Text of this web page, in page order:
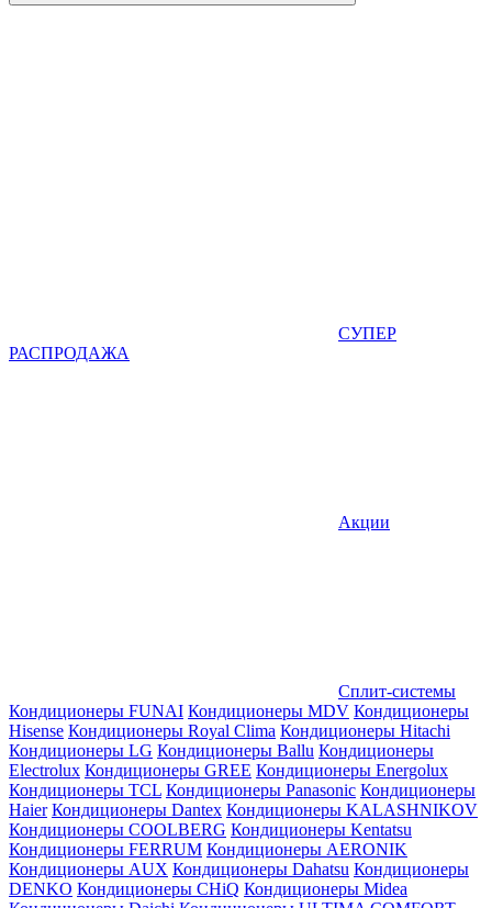
СУПЕР
РАСПРОДАЖА
Акции
Сплит-системы
Кондиционеры FUNAI Кондиционеры MDV Кондиционеры
Hisense Кондиционеры Royal Clima Кондиционеры Hitachi
Кондиционеры LG Кондиционеры Ballu Кондиционеры
Electrolux Кондиционеры GREE Кондиционеры Energolux
Кондиционеры TCL Кондиционеры Panasonic Кондиционеры
Haier Кондиционеры Dantex Кондиционеры KALASHNIKOV
Кондиционеры СOOLBERG Кондиционеры Kentatsu
Кондиционеры FERRUM Кондиционеры AERONIK
Кондиционеры AUX Кондиционеры Dahatsu Кондиционеры
DENKO Кондиционеры CHiQ Кондиционеры Midea